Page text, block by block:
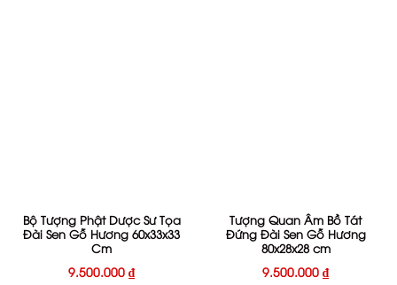
Bộ Tượng Phật Dược Sư Tọa
Đài Sen Gỗ Hương 60x33x33
Cm
9.500.000 ₫
Tượng Quan Âm Bồ Tát
Đứng Đài Sen Gỗ Hương
80x28x28 cm
9.500.000 ₫